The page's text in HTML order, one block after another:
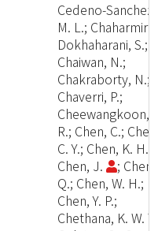
Cedeno-Sanchez,
M. L.; Chaharmiri-
Dokhaharani, S.;
Chaiwan, N.;
Chakraborty, N.;
Chaverri, P.;
Cheewangkoon,
R.; Chen, C.;
C. Y.; Chen, K. H.;
Chen, J.
; Chen,
Q.; Chen, W. H.;
Chen, Y. P.;
Chethana, K. W.